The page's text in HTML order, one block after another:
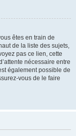
êtes en train de
de la liste des sujets,
pas ce lien, cette
nécessaire entre
également possible de
vous de le faire